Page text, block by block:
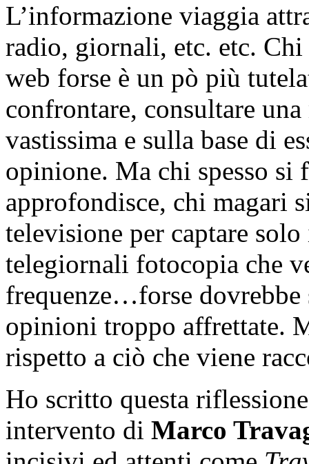
L’informazione viaggia
radio, giornali, etc. etc.
web forse è un pò più
confrontare, consultare
vastissima e sulla base di
opinione. Ma chi spesso si
approfondisce, chi magari
televisione per captare
telegiornali fotocopia che
frequenze…forse dovrebbe
opinioni troppo affrettate.
rispetto a ciò che viene
Ho scritto questa
intervento di Marco